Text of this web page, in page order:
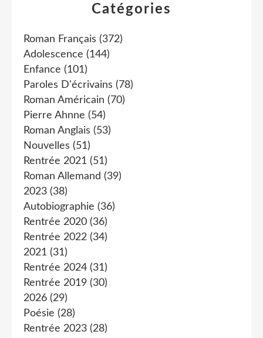
Catégories
Roman Français (372)
Adolescence (144)
Enfance (101)
Paroles D'écrivains (78)
Roman Américain (70)
Pierre Ahnne (54)
Roman Anglais (53)
Nouvelles (51)
Rentrée 2021 (51)
Roman Allemand (39)
2023 (38)
Autobiographie (36)
Rentrée 2020 (36)
Rentrée 2022 (34)
2021 (31)
Rentrée 2024 (31)
Rentrée 2019 (30)
2026 (29)
Poésie (28)
Rentrée 2023 (28)